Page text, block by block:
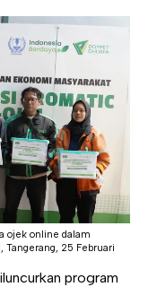
ojek online dalam
25 Februari
program